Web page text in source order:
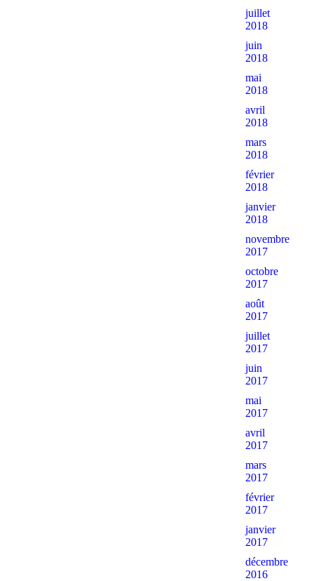
juillet
2018
juin
2018
mai
2018
avril
2018
mars
2018
février
2018
janvier
2018
novembre
2017
octobre
2017
août
2017
juillet
2017
juin
2017
mai
2017
avril
2017
mars
2017
février
2017
janvier
2017
décembre
2016